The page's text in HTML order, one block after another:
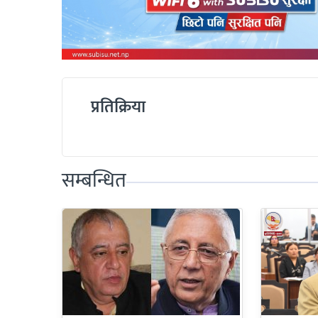
प्रतिक्रिया
सम्बन्धित